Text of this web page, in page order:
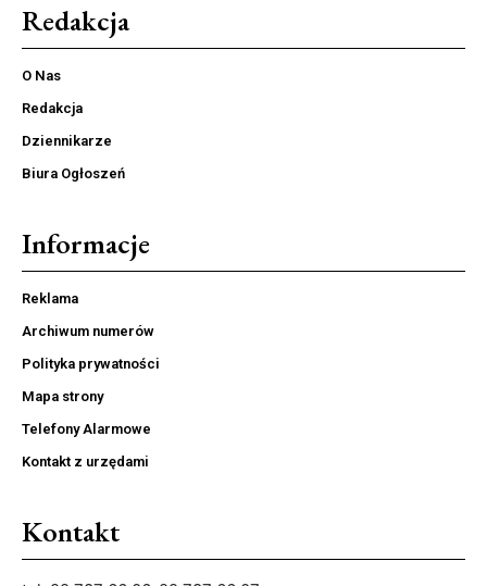
Redakcja
O Nas
Redakcja
Dziennikarze
Biura Ogłoszeń
Informacje
Reklama
Archiwum numerów
Polityka prywatności
Mapa strony
Telefony Alarmowe
Kontakt z urzędami
Kontakt